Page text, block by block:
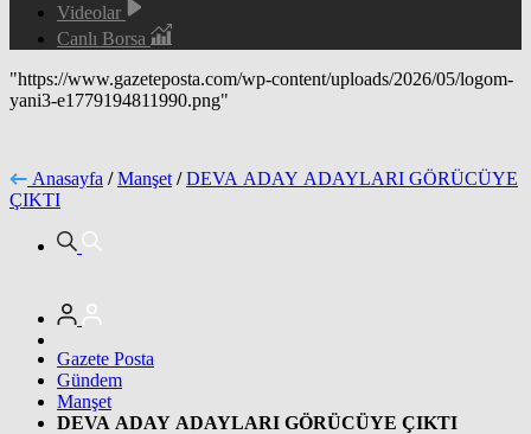
Videolar
Canlı Borsa
"https://www.gazeteposta.com/wp-content/uploads/2026/05/logom-
yani3-e1779194811990.png"
Anasayfa / Manşet / DEVA ADAY ADAYLARI GÖRÜCÜYE
ÇIKTI
Gazete Posta
Gündem
Manşet
DEVA ADAY ADAYLARI GÖRÜCÜYE ÇIKTI